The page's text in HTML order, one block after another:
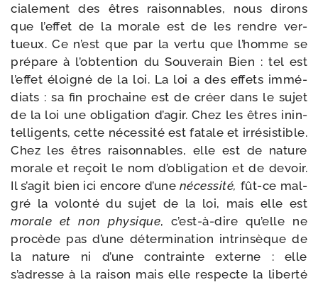
cia­le­ment des êtres rai­son­nables, nous dirons
que l’effet de la morale est de les rendre ver­
tueux. Ce n’est que par la ver­tu que l’homme se
pré­pare à l’obtention du Souverain Bien : tel est
l’effet éloi­gné de la loi. La loi a des effets immé­
diats : sa fin pro­chaine est de créer dans le sujet
de la loi une obli­ga­tion d’agir. Chez les êtres inin­
tel­li­gents, cette néces­si­té est fatale et irré­sis­tible.
Chez les êtres rai­son­nables, elle est de nature
morale et reçoit le nom d’obligation et de devoir.
Il s’agit bien ici encore d’une néces­si­té, fût-​ce mal­
gré la volon­té du sujet de la loi, mais elle est
morale et non phy­sique, c’est-à-dire qu’elle ne
pro­cède pas d’une déter­mi­na­tion intrin­sèque de
la nature ni d’une contrainte externe : elle
s’adresse à la rai­son mais elle res­pecte la liber­té